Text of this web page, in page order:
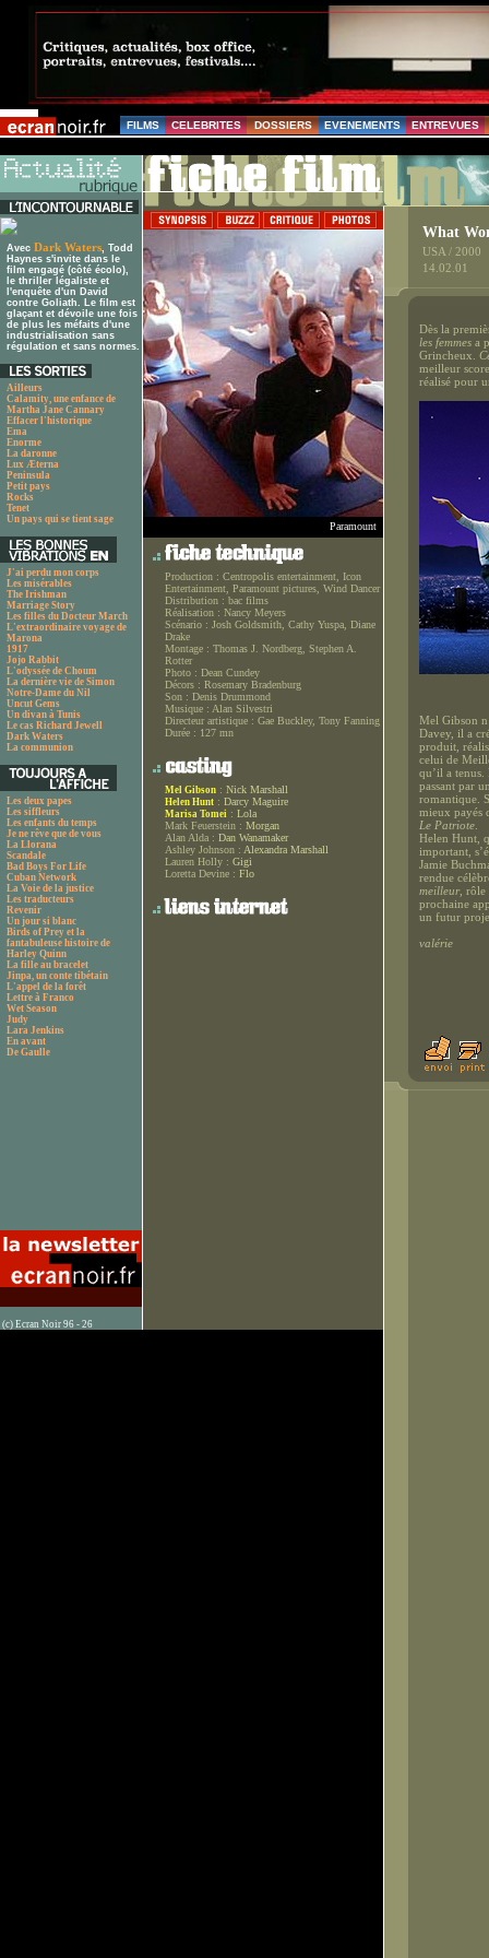
FILMS CELEBRITES DOSSIERS EVENEMENTS ENTREVUES
Avec Dark Waters, Todd
Haynes s'invite dans le
film engagé (côté écolo),
le thriller légaliste et
l'enquête d'un David
contre Goliath. Le film est
glaçant et dévoile une fois
de plus les méfaits d'une
industrialisation sans
régulation et sans normes.
Ailleurs
Calamity, une enfance de
Martha Jane Cannary
Effacer l'historique
Ema
Enorme
La daronne
Lux Æterna
Peninsula
Petit pays
Rocks
Tenet
Un pays qui se tient sage
J'ai perdu mon corps
Les misérables
The Irishman
Marriage Story
Les filles du Docteur March
L'extraordinaire voyage de
Marona
1917
Jojo Rabbit
L'odyssée de Choum
La dernière vie de Simon
Notre-Dame du Nil
Uncut Gems
Un divan à Tunis
Le cas Richard Jewell
Dark Waters
La communion
Les deux papes
Les siffleurs
Les enfants du temps
Je ne rêve que de vous
La Llorana
Scandale
Bad Boys For Life
Cuban Network
La Voie de la justice
Les traducteurs
Revenir
Un jour si blanc
Birds of Prey et la
fantabuleuse histoire de
Harley Quinn
La fille au bracelet
Jinpa, un conte tibétain
L'appel de la forêt
Lettre à Franco
Wet Season
Judy
Lara Jenkins
En avant
De Gaulle
(c) Ecran Noir 96 - 26
Paramount
Production : Centropolis entertainment, Icon
Entertainment, Paramount pictures, Wind Dancer
Distribution : bac films
Réalisation : Nancy Meyers
Scénario : Josh Goldsmith, Cathy Yuspa, Diane
Drake
Montage : Thomas J. Nordberg, Stephen A.
Rotter
Photo : Dean Cundey
Décors : Rosemary Bradenburg
Son : Denis Drummond
Musique : Alan Silvestri
Directeur artistique : Gae Buckley, Tony Fanning
Durée : 127 mn
Mel Gibson : Nick Marshall
Helen Hunt : Darcy Maguire
Marisa Tomei : Lola
Mark Feuerstein : Morgan
Alan Alda : Dan Wanamaker
Ashley Johnson : Alexandra Marshall
Lauren Holly : Gigi
Loretta Devine : Flo
What
USA / 2000
14.02.01
Dès la
les femmes a
Grincheux.
meilleur
réalisé pour
Mel Gibson
Davey, il a
produit,
celui de
qu’il a
passant par
romantique.
mieux payés
Le Patriote
Helen Hunt,
important,
Jamie
rendue
meilleur, rôle
prochaine
un futur
valérie